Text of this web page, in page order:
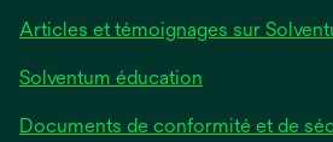
Articles et témoignages sur
Solventum éducation
Documents de conformité et de